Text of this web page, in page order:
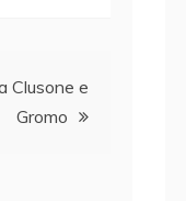
Clusone e
Gromo